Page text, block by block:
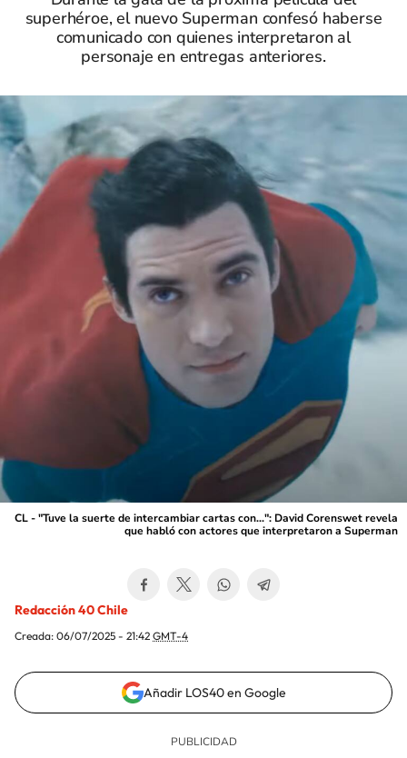
superhéroe, el nuevo Superman confesó haberse
comunicado con quienes interpretaron al
personaje en entregas anteriores.
CL - "Tuve la suerte de intercambiar cartas con...": David Corenswet revela
que habló con actores que interpretaron a Superman
Redacción 40 Chile
Creada: 06/07/2025 - 21:42 GMT-4
Añadir LOS40 en Google